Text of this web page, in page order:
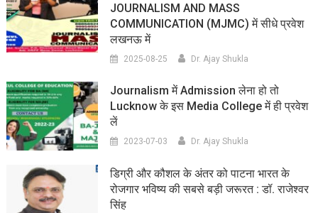
JOURNALISM AND MASS
COMMUNICATION (MJMC) में सीधे प्रवेश
लखनऊ में
2025-08-25 Dr. Ajay Shukla
Journalism में Admission लेना हो तो
Lucknow के इस Media College में ही प्रवेश
लें
2023-07-03 Dr. Ajay Shukla
डिग्री और कौशल के अंतर को पाटना भारत के
रोजगार भविष्य की सबसे बड़ी जरूरत : डॉ. राजेश्वर
सिंह